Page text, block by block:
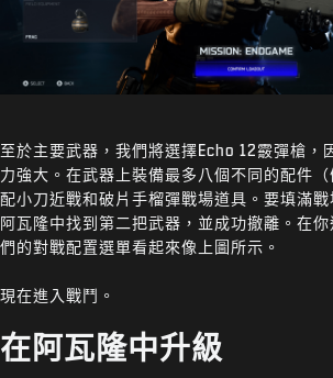
至於主要武器，我們將選擇Echo 12霰彈槍，
力強大。在武器上裝備最多八個不同的配件
配小刀近戰和破片手榴彈戰場道具。要填滿
阿瓦隆中找到第二把武器，並成功撤離。在
們的對戰配置選單看起來像上圖所示。
現在進入戰鬥。
在阿瓦隆中升級